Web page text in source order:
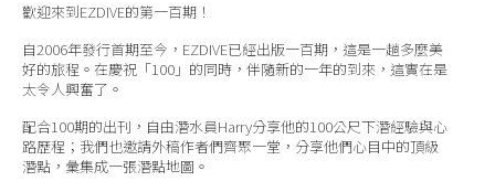
歡迎來到EZDIVE的第一百期！
自2006年發行首期至今，EZDIVE已經出版一百期，這是一趟多麼美
好的旅程。在慶祝「100」的同時，伴隨新的一年的到來，這實在是
太令人興奮了。
配合100期的出刊，自由潛水員Harry分享他的100公尺下潛經驗與心
路歷程；我們也邀請外稿作者們齊聚一堂，分享他們心目中的頂級
潛點，彙集成一張潛點地圖。